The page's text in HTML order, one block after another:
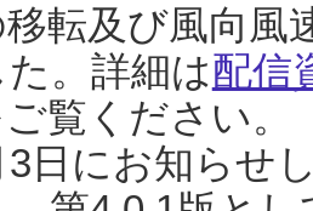
転及び風向風
。詳細は配信
覧ください。
日にお知らせ